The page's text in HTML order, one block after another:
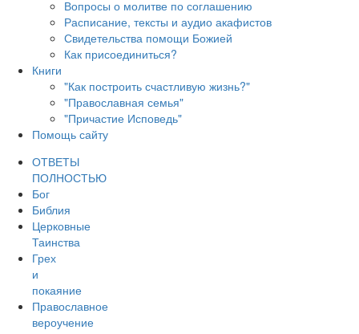
Вопросы о молитве по соглашению
Расписание, тексты и аудио акафистов
Свидетельства помощи Божией
Как присоединиться?
Книги
"Как построить счастливую жизнь?"
"Православная семья"
"Причастие Исповедь"
Помощь сайту
ОТВЕТЫ
ПОЛНОСТЬЮ
Бог
Библия
Церковные
Таинства
Грех
и
покаяние
Православное
вероучение